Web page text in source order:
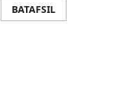
BATAFSIL